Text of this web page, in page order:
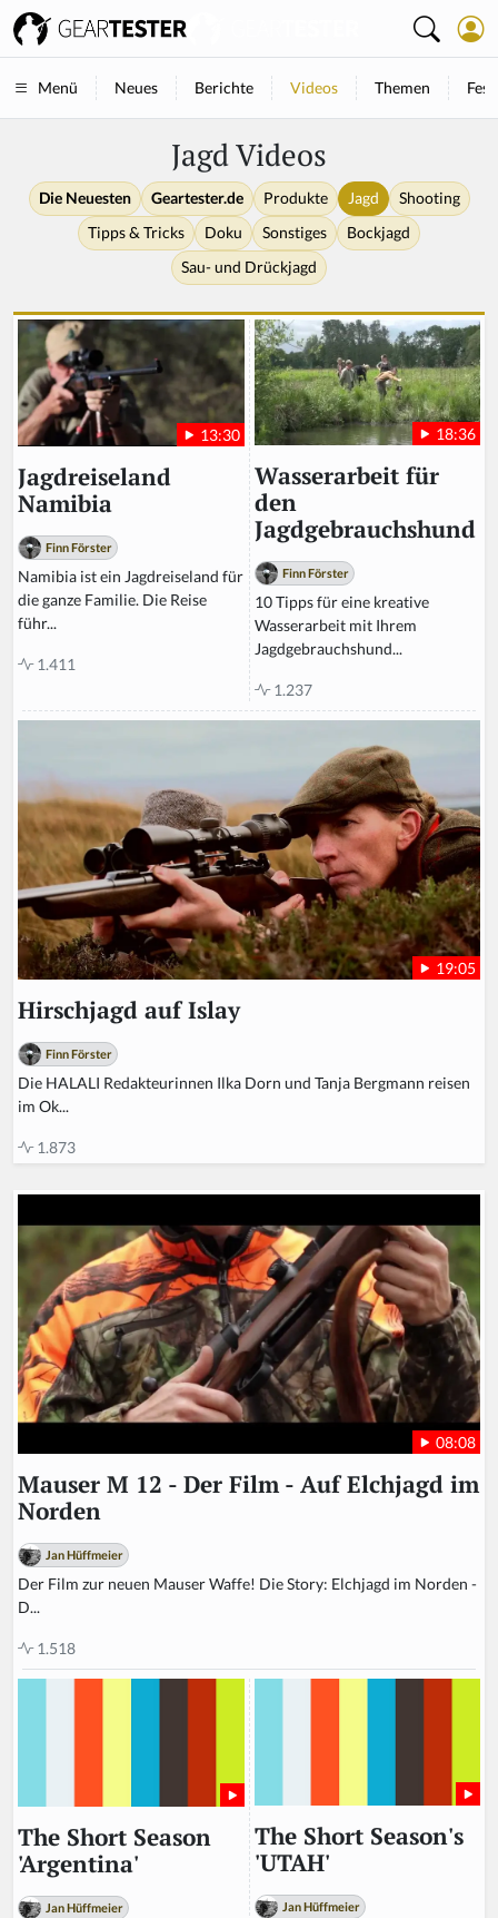
Menü Neues Berichte Videos Themen
Jagd Videos
Die Neuesten Geartester.de Produkte Jagd
Shooting
Tipps & Tricks
Doku Sonstiges
Bockjagd
Sau- und Drückjagd
13:30
Jagdreiseland
Namibia
Finn Förster
Namibia ist ein Jagdreiseland für
die ganze Familie. Die Reise
führ...
1.411
18:36
Wasserarbeit für
den
Jagdgebrauchshund
Finn Förster
10 Tipps für eine kreative
Wasserarbeit mit Ihrem
Jagdgebrauchshund...
1.237
19:05
Hirschjagd auf Islay
Finn Förster
Die HALALI Redakteurinnen Ilka Dorn und Tanja Bergmann reisen
im Ok...
1.873
08:08
Mauser M 12 - Der Film - Auf Elchjagd im
Norden
Jan Hüffmeier
Der Film zur neuen Mauser Waffe! Die Story: Elchjagd im Norden -
D...
1.518
The Short Season
'Argentina'
Jan Hüffmeier
The Short Season's
'UTAH'
Jan Hüffmeier